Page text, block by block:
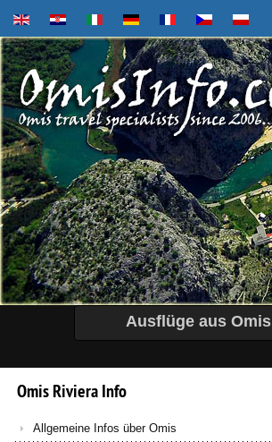
Ausflüge aus Omis
OmisRivieraInfo
Allgemeine Infos über Omis